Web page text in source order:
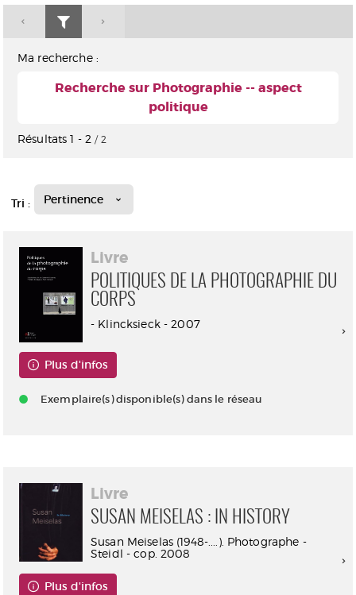
Ma recherche :
Recherche sur Photographie -- aspect
politique
Résultats1 - 2 / 2
Tri : Pertinence
Livre
POLITIQUES DE LA PHOTOGRAPHIE DU
CORPS
- Klincksieck - 2007
Plus d'infos
Exemplaire(s) disponible(s) dans le réseau
Livre
SUSAN MEISELAS : IN HISTORY
Susan Meiselas (1948-....). Photographe -
Steidl - cop. 2008
Plus d'infos